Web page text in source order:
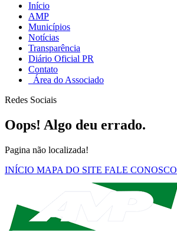
Início
AMP
Municípios
Notícias
Transparência
Diário Oficial PR
Contato
Área do Associado
Redes Sociais
Oops! Algo deu errado.
Pagina não localizada!
INÍCIO MAPA DO SITE FALE CONOSCO